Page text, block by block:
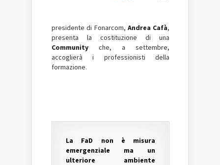
presidente di Fonarcom, Andrea Cafà,
presenta la costituzione di una
Community che, a settembre,
accoglierà i professionisti della
formazione.
La FaD non è misura
emergenziale ma un
ulteriore ambiente